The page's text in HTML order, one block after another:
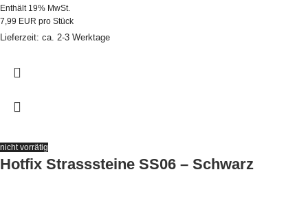
Enthält 19% MwSt.
7,99 EUR pro Stück
Lieferzeit: ca. 2-3 Werktage
nicht vorrätig
Hotfix Strasssteine SS06 – Schwarz